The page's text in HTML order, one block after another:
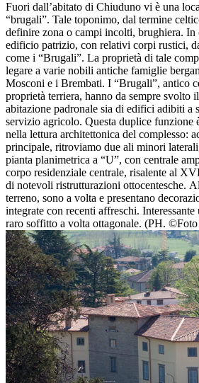
Fuori dall’abitato di Chiuduno vi è una
“brugali”. Tale toponimo, dal termine
definire zona o campi incolti, brughiera. In
edificio patrizio, con relativi corpi rustici,
come i “Brugali”. La proprietà di tale
legare a varie nobili antiche famiglie
Mosconi e i Brembati. I “Brugali”, antico
proprietà terriera, hanno da sempre svolto
abitazione padronale sia di edifici adibiti a
servizio agricolo. Questa duplice funzione
nella lettura architettonica del complesso:
principale, ritroviamo due ali minori
pianta planimetrica a “U”, con centrale
corpo residenziale centrale, risalente al
di notevoli ristrutturazioni ottocentesche.
terreno, sono a volta e presentano
integrate con recenti affreschi.
raro soffitto a volta ottagonale. (PH.